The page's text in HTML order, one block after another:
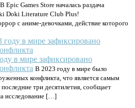
В Epic Games Store началась раздача
Doki Literature Club Plus!
с аниме-девочками, действие которого
в мире зафиксировано
В 2023 году в мире было
конфликта, что является самым
три десятилетия, сообщает
исследование […]